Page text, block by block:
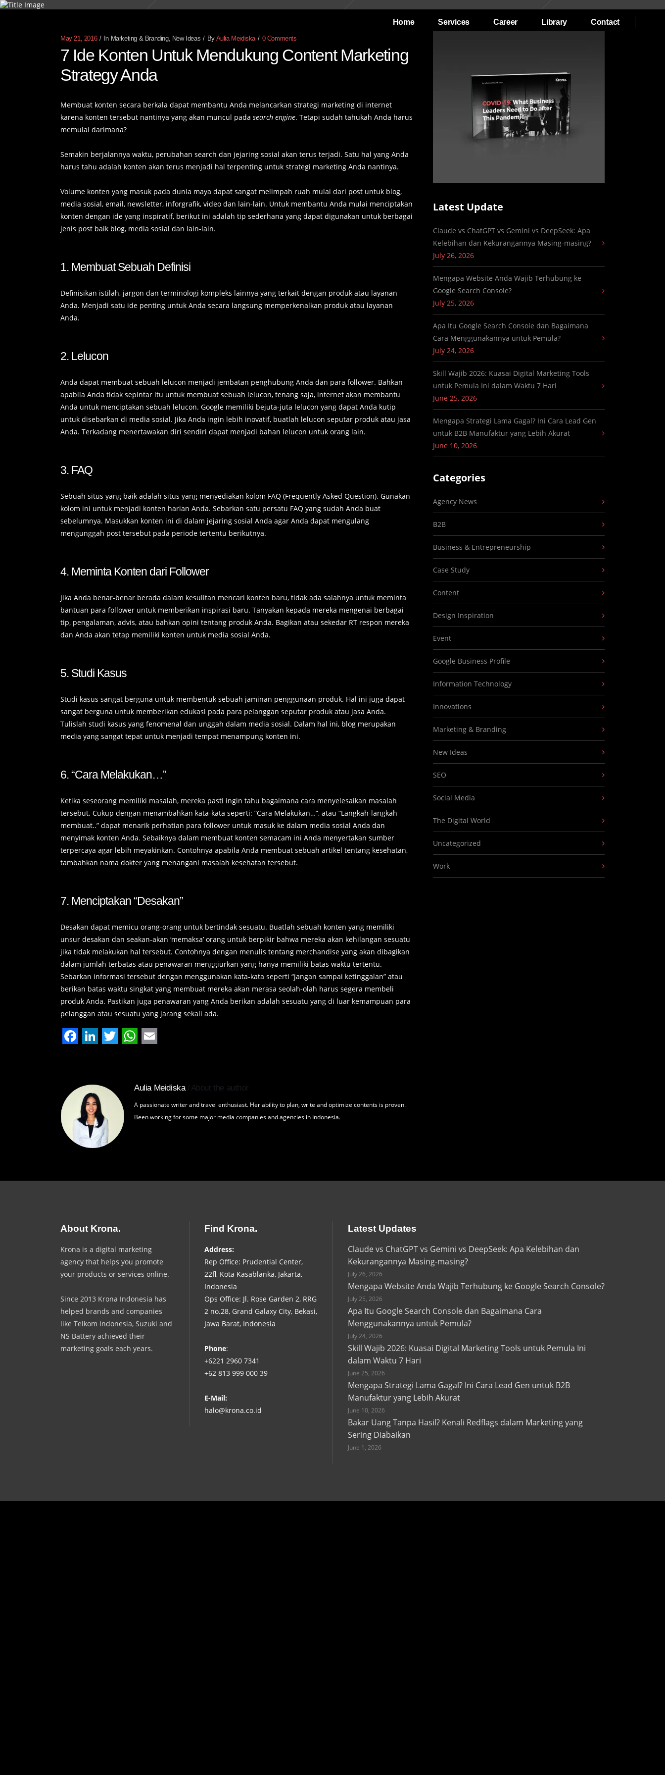
Home Services Career Library Contact
May 21, 2016 In Marketing & Branding, New Ideas By Aulia Meidiska 0 Comments
7 Ide Konten Untuk Mendukung Content Marketing
Strategy Anda
Membuat konten secara berkala dapat membantu Anda melancarkan strategi marketing di internet
karena konten tersebut nantinya yang akan muncul pada search engine. Tetapi sudah tahukah Anda harus
memulai darimana?
Semakin berjalannya waktu, perubahan search dan jejaring sosial akan terus terjadi. Satu hal yang Anda
harus tahu adalah konten akan terus menjadi hal terpenting untuk strategi marketing Anda nantinya.
Volume konten yang masuk pada dunia maya dapat sangat melimpah ruah mulai dari post untuk blog,
media sosial, email, newsletter, inforgrafik, video dan lain-lain. Untuk membantu Anda mulai menciptakan
konten dengan ide yang inspiratif, berikut ini adalah tip sederhana yang dapat digunakan untuk berbagai
jenis post baik blog, media sosial dan lain-lain.
1. Membuat Sebuah Definisi
Definisikan istilah, jargon dan terminologi kompleks lainnya yang terkait dengan produk atau layanan
Anda. Menjadi satu ide penting untuk Anda secara langsung memperkenalkan produk atau layanan
Anda.
2. Lelucon
Anda dapat membuat sebuah lelucon menjadi jembatan penghubung Anda dan para follower. Bahkan
apabila Anda tidak sepintar itu untuk membuat sebuah lelucon, tenang saja, internet akan membantu
Anda untuk menciptakan sebuah lelucon. Google memiliki bejuta-juta lelucon yang dapat Anda kutip
untuk disebarkan di media sosial. Jika Anda ingin lebih inovatif, buatlah lelucon seputar produk atau jasa
Anda. Terkadang menertawakan diri sendiri dapat menjadi bahan lelucon untuk orang lain.
3. FAQ
Sebuah situs yang baik adalah situs yang menyediakan kolom FAQ (Frequently Asked Question). Gunakan
kolom ini untuk menjadi konten harian Anda. Sebarkan satu persatu FAQ yang sudah Anda buat
sebelumnya. Masukkan konten ini di dalam jejaring sosial Anda agar Anda dapat mengulang
mengunggah post tersebut pada periode tertentu berikutnya.
4. Meminta Konten dari Follower
Jika Anda benar-benar berada dalam kesulitan mencari konten baru, tidak ada salahnya untuk meminta
bantuan para follower untuk memberikan inspirasi baru. Tanyakan kepada mereka mengenai berbagai
tip, pengalaman, advis, atau bahkan opini tentang produk Anda. Bagikan atau sekedar RT respon mereka
dan Anda akan tetap memiliki konten untuk media sosial Anda.
5. Studi Kasus
Studi kasus sangat berguna untuk membentuk sebuah jaminan penggunaan produk. Hal ini juga dapat
sangat berguna untuk memberikan edukasi pada para pelanggan seputar produk atau jasa Anda.
Tulislah studi kasus yang fenomenal dan unggah dalam media sosial. Dalam hal ini, blog merupakan
media yang sangat tepat untuk menjadi tempat menampung konten ini.
6. “Cara Melakukan…”
Ketika seseorang memiliki masalah, mereka pasti ingin tahu bagaimana cara menyelesaikan masalah
tersebut. Cukup dengan menambahkan kata-kata seperti: “Cara Melakukan…”, atau “Langkah-langkah
membuat..” dapat menarik perhatian para follower untuk masuk ke dalam media sosial Anda dan
menyimak konten Anda. Sebaiknya dalam membuat konten semacam ini Anda menyertakan sumber
terpercaya agar lebih meyakinkan. Contohnya apabila Anda membuat sebuah artikel tentang kesehatan,
tambahkan nama dokter yang menangani masalah kesehatan tersebut.
7. Menciptakan “Desakan”
Desakan dapat memicu orang-orang untuk bertindak sesuatu. Buatlah sebuah konten yang memiliki
unsur desakan dan seakan-akan ‘memaksa’ orang untuk berpikir bahwa mereka akan kehilangan sesuatu
jika tidak melakukan hal tersebut. Contohnya dengan menulis tentang merchandise yang akan dibagikan
dalam jumlah terbatas atau penawaran menggiurkan yang hanya memiliki batas waktu tertentu.
Sebarkan informasi tersebut dengan menggunakan kata-kata seperti “jangan sampai ketinggalan” atau
berikan batas waktu singkat yang membuat mereka akan merasa seolah-olah harus segera membeli
produk Anda. Pastikan juga penawaran yang Anda berikan adalah sesuatu yang di luar kemampuan para
pelanggan atau sesuatu yang jarang sekali ada.
Aulia Meidiska About the author
A passionate writer and travel enthusiast. Her ability to plan, write and optimize contents is proven.
Been working for some major media companies and agencies in Indonesia.
Latest Update
Claude vs ChatGPT vs Gemini vs DeepSeek: Apa
Kelebihan dan Kekurangannya Masing-masing?
July 26, 2026
Mengapa Website Anda Wajib Terhubung ke
Google Search Console?
July 25, 2026
Apa Itu Google Search Console dan Bagaimana
Cara Menggunakannya untuk Pemula?
July 24, 2026
Skill Wajib 2026: Kuasai Digital Marketing Tools
untuk Pemula Ini dalam Waktu 7 Hari
June 25, 2026
Mengapa Strategi Lama Gagal? Ini Cara Lead Gen
untuk B2B Manufaktur yang Lebih Akurat
June 10, 2026
Categories
Agency News
B2B
Business & Entrepreneurship
Case Study
Content
Design Inspiration
Event
Google Business Profile
Information Technology
Innovations
Marketing & Branding
New Ideas
SEO
Social Media
The Digital World
Uncategorized
Work
About Krona.
Krona is a digital marketing
agency that helps you promote
your products or services online.
Since 2013 Krona Indonesia has
helped brands and companies
like Telkom Indonesia, Suzuki and
NS Battery achieved their
marketing goals each years.
Find Krona.
Address:
Rep Office: Prudential Center,
22fl, Kota Kasablanka, Jakarta,
Indonesia
Ops Office: Jl. Rose Garden 2, RRG
2 no.28, Grand Galaxy City, Bekasi,
Jawa Barat, Indonesia
Phone:
+6221 2960 7341
+62 813 999 000 39
E-Mail:
halo@krona.co.id
Latest Updates
Claude vs ChatGPT vs Gemini vs DeepSeek: Apa Kelebihan dan
Kekurangannya Masing-masing?
July 26, 2026
Mengapa Website Anda Wajib Terhubung ke Google Search Console?
July 25, 2026
Apa Itu Google Search Console dan Bagaimana Cara
Menggunakannya untuk Pemula?
July 24, 2026
Skill Wajib 2026: Kuasai Digital Marketing Tools untuk Pemula Ini
dalam Waktu 7 Hari
June 25, 2026
Mengapa Strategi Lama Gagal? Ini Cara Lead Gen untuk B2B
Manufaktur yang Lebih Akurat
June 10, 2026
Bakar Uang Tanpa Hasil? Kenali Redflags dalam Marketing yang
Sering Diabaikan
June 1, 2026